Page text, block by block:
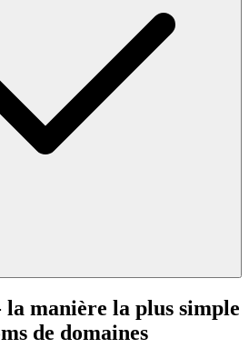
la manière la plus simple
de domaines